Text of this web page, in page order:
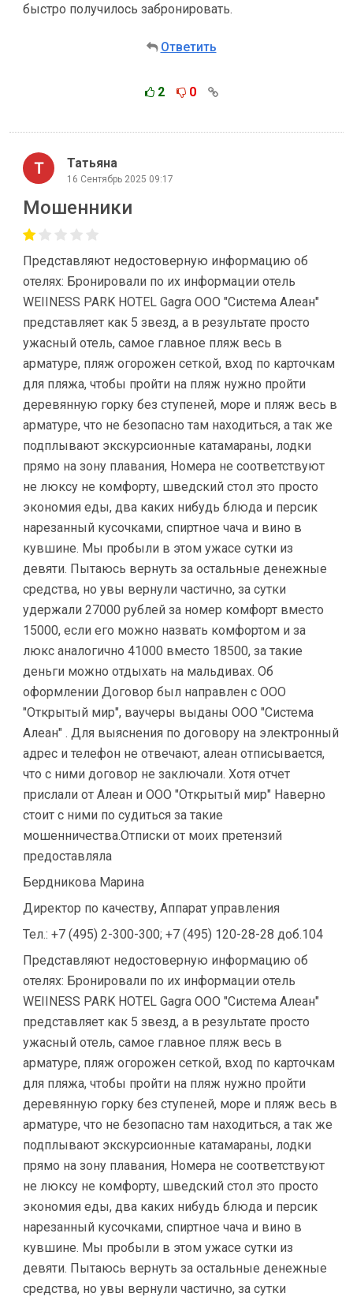
быстро получилось забронировать.
Ответить
2 0
Татьяна
16 Сентябрь 2025 09:17
Мошенники
Представляют недостоверную информацию об
отелях: Бронировали по их информации отель
WEIINESS PARK HOTEL Gagra ООО "Система Алеан"
представляет как 5 звезд, а в результате просто
ужасный отель, самое главное пляж весь в
арматуре, пляж огорожен сеткой, вход по карточкам
для пляжа, чтобы пройти на пляж нужно пройти
деревянную горку без ступеней, море и пляж весь в
арматуре, что не безопасно там находиться, а так же
подплывают экскурсионные катамараны, лодки
прямо на зону плавания, Номера не соответствуют
не люксу не комфорту, шведский стол это просто
экономия еды, два каких нибудь блюда и персик
нарезанный кусочками, спиртное чача и вино в
кувшине. Мы пробыли в этом ужасе сутки из
девяти. Пытаюсь вернуть за остальные денежные
средства, но увы вернули частично, за сутки
удержали 27000 рублей за номер комфорт вместо
15000, если его можно назвать комфортом и за
люкс аналогично 41000 вместо 18500, за такие
деньги можно отдыхать на мальдивах. Об
оформлении Договор был направлен с ООО
"Открытый мир", ваучеры выданы ООО "Система
Алеан" . Для выяснения по договору на электронный
адрес и телефон не отвечают, алеан отписывается,
что с ними договор не заключали. Хотя отчет
прислали от Алеан и ООО "Открытый мир" Наверно
стоит с ними по судиться за такие
мошенничества.Отписки от моих претензий
предоставляла
Бердникова Марина
Директор по качеству, Аппарат управления
Тел.: +7 (495) 2-300-300; +7 (495) 120-28-28 доб.104
Представляют недостоверную информацию об
отелях: Бронировали по их информации отель
WEIINESS PARK HOTEL Gagra ООО "Система Алеан"
представляет как 5 звезд, а в результате просто
ужасный отель, самое главное пляж весь в
арматуре, пляж огорожен сеткой, вход по карточкам
для пляжа, чтобы пройти на пляж нужно пройти
деревянную горку без ступеней, море и пляж весь в
арматуре, что не безопасно там находиться, а так же
подплывают экскурсионные катамараны, лодки
прямо на зону плавания, Номера не соответствуют
не люксу не комфорту, шведский стол это просто
экономия еды, два каких нибудь блюда и персик
нарезанный кусочками, спиртное чача и вино в
кувшине. Мы пробыли в этом ужасе сутки из
девяти. Пытаюсь вернуть за остальные денежные
средства, но увы вернули частично, за сутки